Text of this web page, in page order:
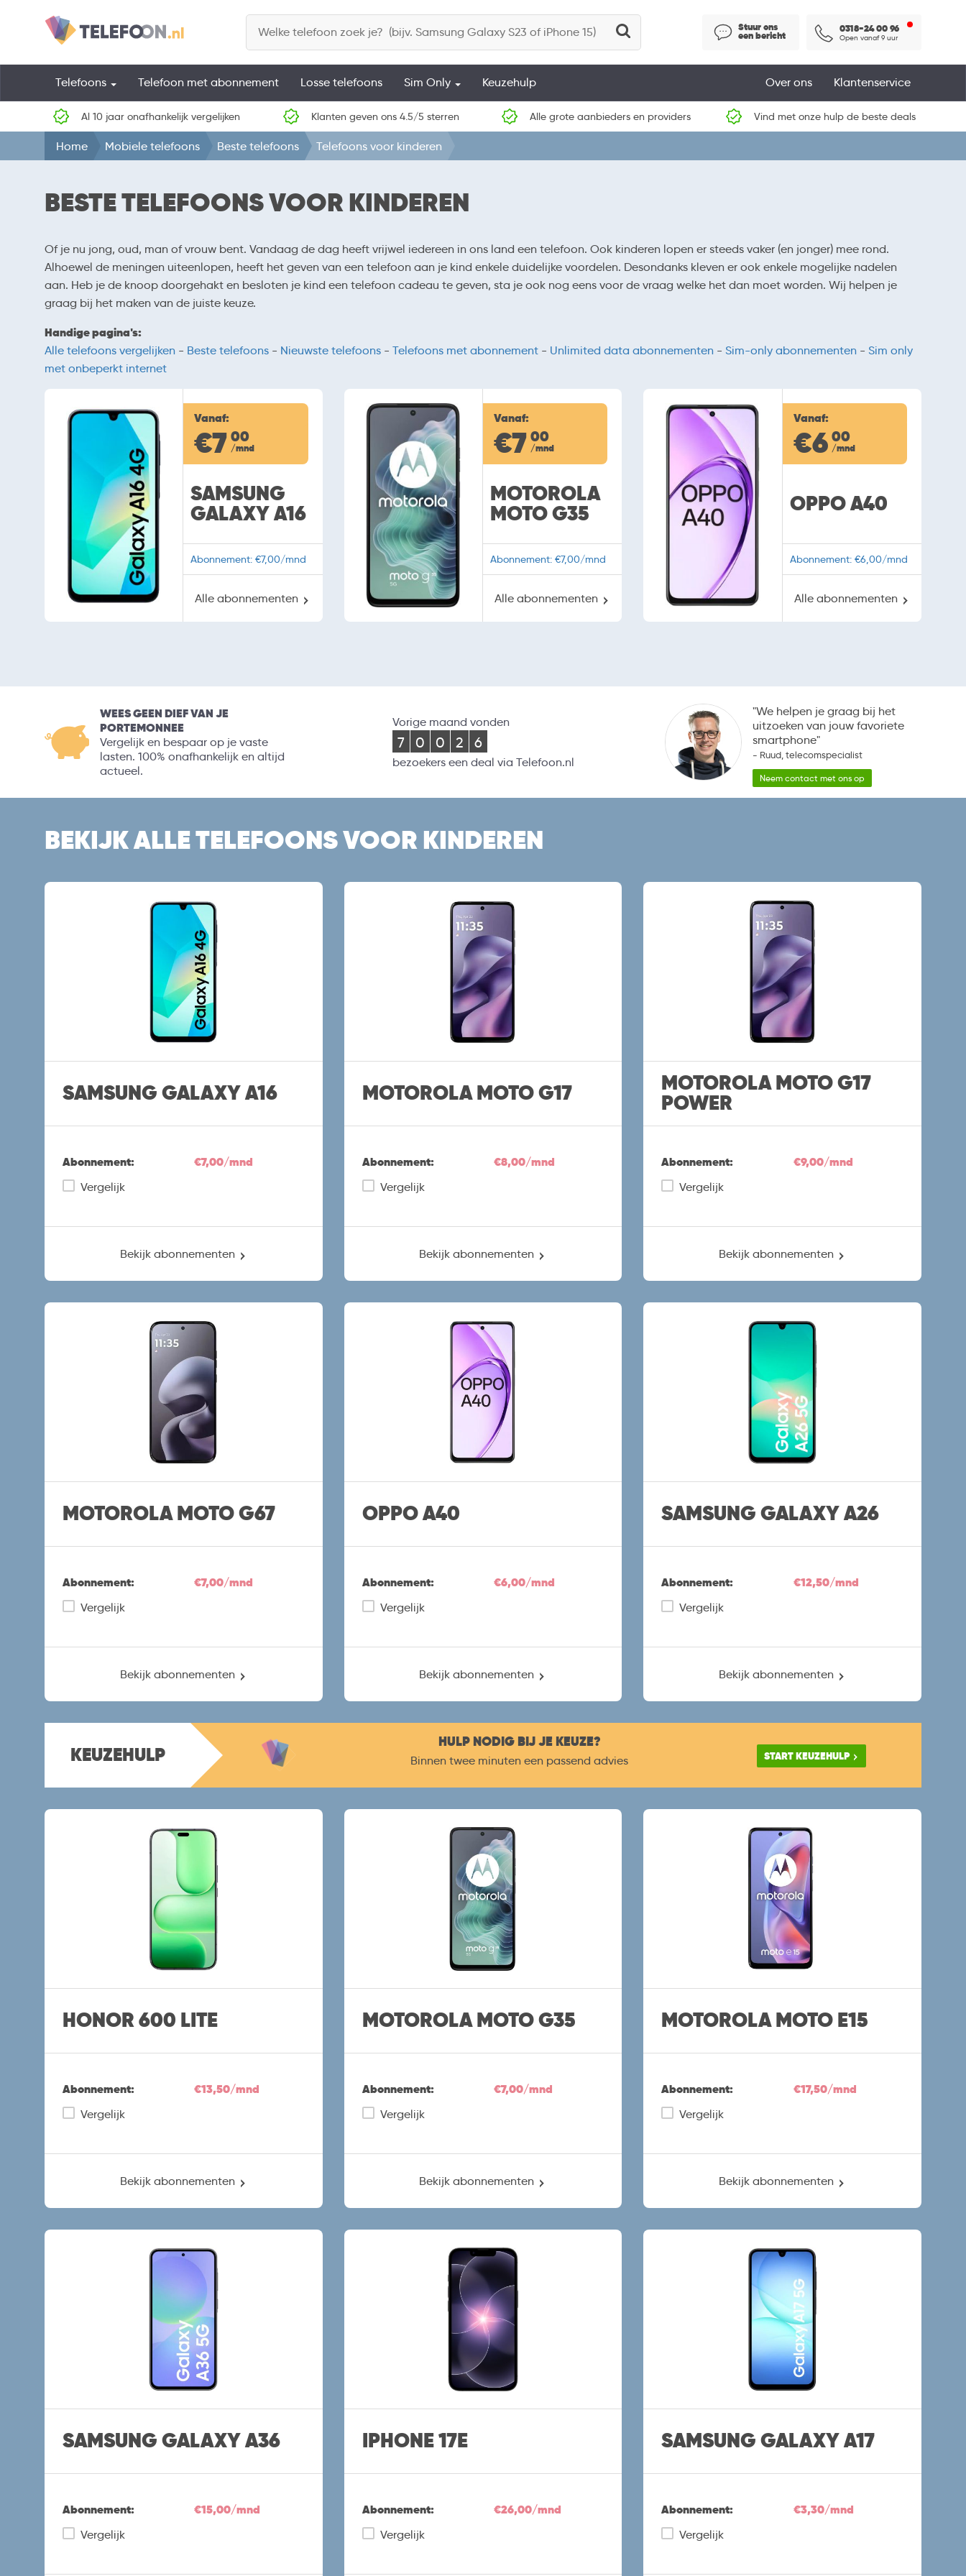
Stuur ons
een bericht
0318-24 00 96
Open vanaf 9 uur
Telefoons Telefoon met abonnement Losse telefoons Sim Only Keuzehulp Klantenservice
Over ons
Al 10 jaar onafhankelijk vergelijken Klanten geven ons 4.5/5 sterren Alle grote aanbieders en providers Vind met onze hulp de beste deals
Home Mobiele telefoons Beste telefoons Telefoons voor kinderen
BESTE TELEFOONS VOOR KINDEREN
Of je nu jong, oud, man of vrouw bent. Vandaag de dag heeft vrijwel iedereen in ons land een telefoon. Ook kinderen lopen er steeds vaker (en jonger) mee rond.
Alhoewel de meningen uiteenlopen, heeft het geven van een telefoon aan je kind enkele duidelijke voordelen. Desondanks kleven er ook enkele mogelijke nadelen
aan. Heb je de knoop doorgehakt en besloten je kind een telefoon cadeau te geven, sta je ook nog eens voor de vraag welke het dan moet worden. Wij helpen je
graag bij het maken van de juiste keuze.
Handige pagina's:
Alle telefoons vergelijken - Beste telefoons - Nieuwste telefoons - Telefoons met abonnement - Unlimited data abonnementen - Sim-only abonnementen - Sim only
met onbeperkt internet
Vanaf:
€7 00
/mnd
SAMSUNG
GALAXY A16
Abonnement: €7,00/mnd
Alle abonnementen
Vanaf:
€700
/mnd
MOTOROLA
MOTO G35
Abonnement: €7,00/mnd
Alle abonnementen
Vanaf:
€6 00
/mnd
OPPO A40
Abonnement: €6,00/mnd
Alle abonnementen
WEES GEEN DIEF VAN JE
PORTEMONNEE
Vergelijk en bespaar op je vaste
lasten. 100% onafhankelijk en altijd
actueel.
Vorige maand vonden
7 0 0 2 6
bezoekers een deal via Telefoon.nl
"We helpen je graag bij het
uitzoeken van jouw favoriete
smartphone"
- Ruud, telecomspecialist
Neem contact met ons op
BEKIJK ALLE TELEFOONS VOOR KINDEREN
SAMSUNG GALAXY A16
Abonnement: €7,00/mnd
Vergelijk
Bekijk abonnementen
MOTOROLA MOTO G17
Abonnement: €8,00/mnd
Vergelijk
Bekijk abonnementen
MOTOROLA MOTO G17
POWER
Abonnement: €9,00/mnd
Vergelijk
Bekijk abonnementen
MOTOROLA MOTO G67
Abonnement: €7,00/mnd
Vergelijk
Bekijk abonnementen
OPPO A40
Abonnement: €6,00/mnd
Vergelijk
Bekijk abonnementen
SAMSUNG GALAXY A26
Abonnement: €12,50/mnd
Vergelijk
Bekijk abonnementen
KEUZEHULP
HULP NODIG BIJ JE KEUZE?
Binnen twee minuten een passend advies START KEUZEHULP
HONOR 600 LITE
Abonnement: €13,50/mnd
Vergelijk
Bekijk abonnementen
MOTOROLA MOTO G35
Abonnement: €7,00/mnd
Vergelijk
Bekijk abonnementen
MOTOROLA MOTO E15
Abonnement: €17,50/mnd
Vergelijk
Bekijk abonnementen
SAMSUNG GALAXY A36
Abonnement: €15,00/mnd
Vergelijk
IPHONE 17E
Abonnement: €26,00/mnd
Vergelijk
SAMSUNG GALAXY A17
Abonnement: €3,30/mnd
Vergelijk